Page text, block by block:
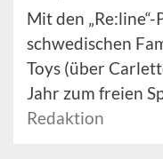
Mit den
schwedischen
Toys (über
Jahr zum freien
Redaktion